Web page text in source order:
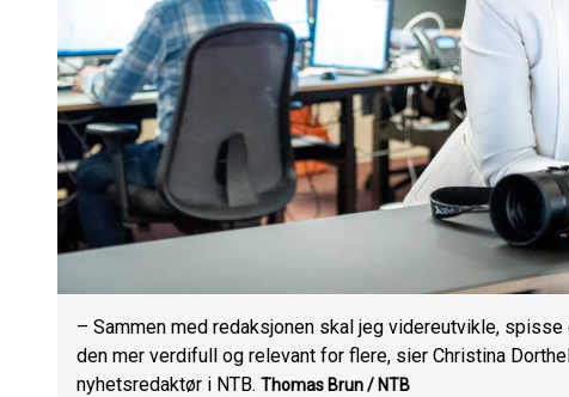
– Sammen med redaksjonen skal jeg videreutvikle,
den mer verdifull og relevant for flere, sier Christina
nyhetsredaktør i NTB. Thomas Brun / NTB